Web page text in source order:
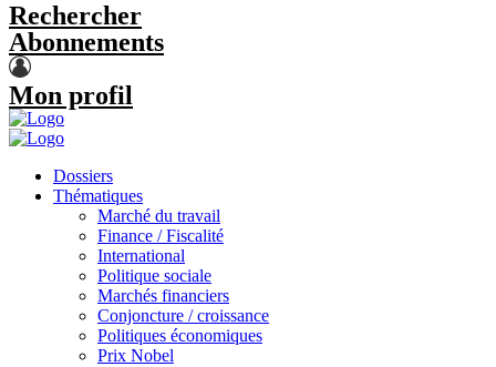
Rechercher
Abonnements
Mon profil
Dossiers
Thématiques
Marché du travail
Finance / Fiscalité
International
Politique sociale
Marchés financiers
Conjoncture / croissance
Politiques économiques
Prix Nobel